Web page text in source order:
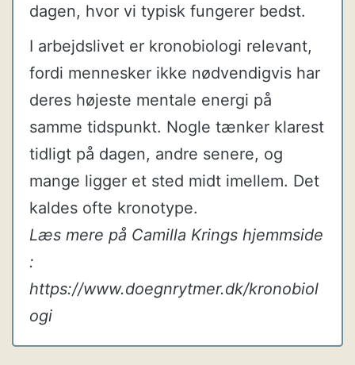
dagen, hvor vi typisk fungerer bedst.
I arbejdslivet er kronobiologi relevant,
fordi mennesker ikke nødvendigvis har
deres højeste mentale energi på
samme tidspunkt. Nogle tænker klarest
tidligt på dagen, andre senere, og
mange ligger et sted midt imellem. Det
kaldes ofte kronotype.
Læs mere på Camilla Krings hjemmside
:
https://www.doegnrytmer.dk/kronobiol
ogi